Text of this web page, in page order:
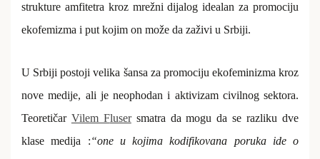
strukture amfitetra kroz mrežni dijalog idealan za promociju
ekofemizma i put kojim on može da zaživi u Srbiji.
U Srbiji postoji velika šansa za promociju ekofeminizma kroz
nove medije, ali je neophodan i aktivizam civilnog sektora.
Teoretičar Vilem Flusersmatra da mogu da se razliku dve
klase medija :“one u kojima kodifikovana poruka ide o